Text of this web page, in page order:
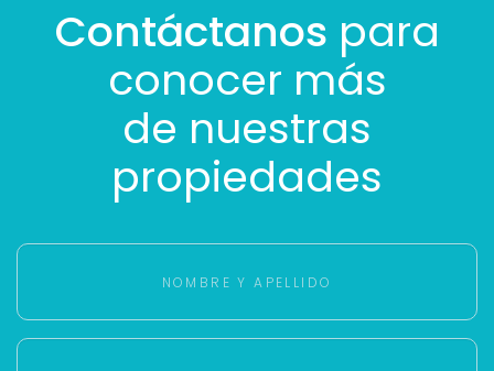
Contáctanos para
conocer más
de nuestras
propiedades